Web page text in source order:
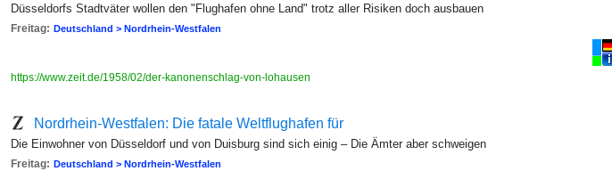
Düsseldorfs Stadtväter wollen den "Flughafen ohne Land" trotz aller Risiken doch ausbauen
Freitag: Deutschland > Nordrhein-Westfalen
https://www.zeit.de/1958/02/der-kanonenschlag-von-lohausen
Nordrhein-Westfalen: Die fatale Weltflughafen für
Die Einwohner von Düsseldorf und von Duisburg sind sich einig – Die Ämter aber schweigen
Freitag: Deutschland > Nordrhein-Westfalen